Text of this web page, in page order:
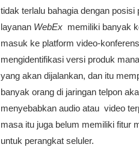
tidak terlalu bahagia dengan
layanan WebEx memiliki banyak
masuk ke platform video-
mengidentifikasi versi produk
yang akan dijalankan, dan itu
banyak orang di jaringan telpon
menyebabkan audio atau video
masa itu juga belum memiliki fitur
untuk perangkat seluler.